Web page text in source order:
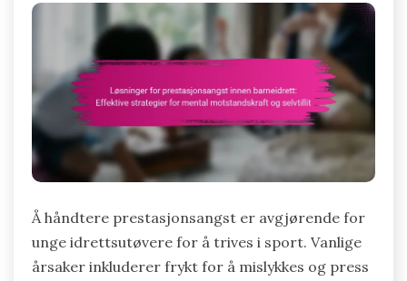
Å håndtere prestasjonsangst er avgjørende for
unge idrettsutøvere for å trives i sport. Vanlige
årsaker inkluderer frykt for å mislykkes og press